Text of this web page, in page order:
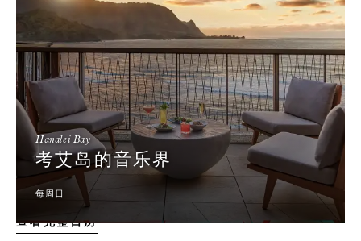
Hanalei Bay
考艾岛的音乐界
每周日
查看完整日历